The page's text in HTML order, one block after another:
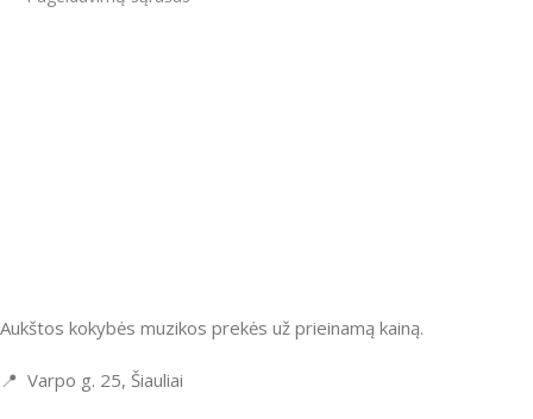
Aukštos kokybės muzikos prekės už prieinamą kainą.
📍 Varpo g. 25, Šiauliai